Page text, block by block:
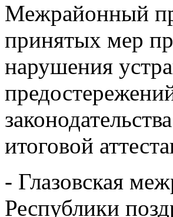
Межрайонный
принятых мер
нарушения
итоговой
- Глазовская
Республики